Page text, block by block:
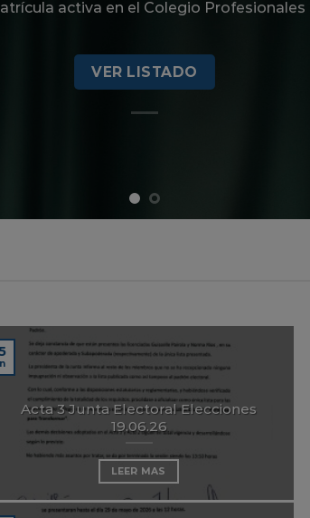
activa en el Colegio Profesionales
VER LISTADO
Acta 3 Junta Electoral Elecciones
19.06.26
LEER MAS